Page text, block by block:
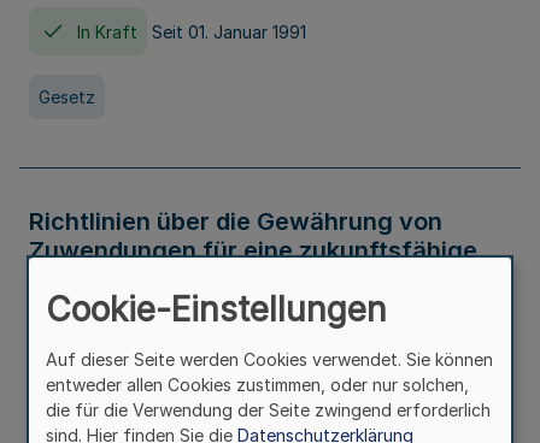
In Kraft Seit 01. Januar 1991
Gesetz
Richtlinien über die Gewährung von
Zuwendungen für eine zukunftsfähige
Nordrhein-Westfalen
In Kraft
Verwaltungsvorschrift
Cookie-Einstellungen
Auf dieser Seite werden Cookies verwendet. Sie können
entweder allen Cookies zustimmen, oder nur solchen,
die für die Verwendung der Seite zwingend erforderlich
sind. Hier finden Sie die Datenschutzerklärung